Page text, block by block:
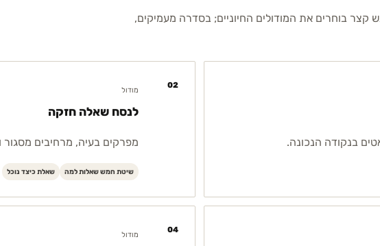
קצר בוחרים את המודולים החיוניים; בסדרה מעמיקים,
בנקודה הנכונה.
02
מודול
לנסח שאלה חזקה
מפרקים בעיה, מרחיבים
שיטת חמש שאלות למה שאלת כיצד נוכל
04
מודול